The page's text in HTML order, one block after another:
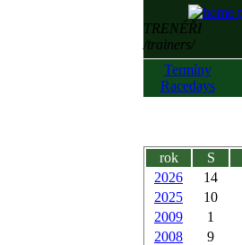
TRENÉŘI
/trainers/
Termíny
Racedays
rok S
2026
14
2025
10
2009
1
2008
9